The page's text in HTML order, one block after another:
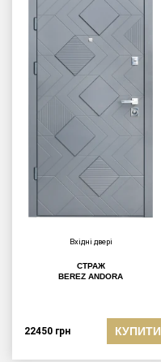
Вхідні двері
СТРАЖ
BEREZ ANDORA
22450 грн КУПИТИ